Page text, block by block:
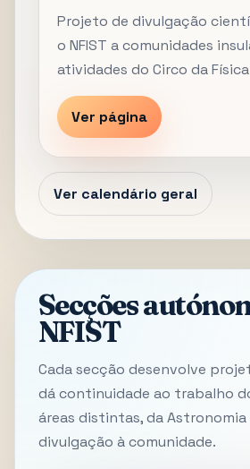
Projeto de divulgação
o NFIST a comunidades
atividades do Circo da
Ver página
Ver calendário geral
Secções
NFIST
Cada secção desenvolve
dá continuidade ao trabalho
áreas distintas, da
divulgação à comunidade.